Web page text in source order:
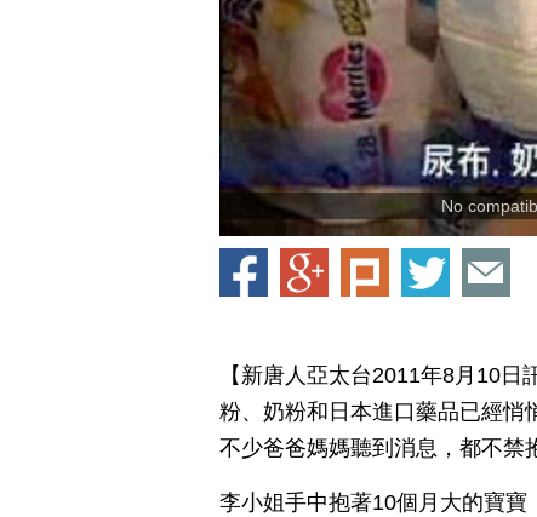
No
【新唐人亞太台2011年8月10
粉、奶粉和日本進口藥品已經悄
不少爸爸媽媽聽到消息，都不禁
李小姐手中抱著10個月大的寶